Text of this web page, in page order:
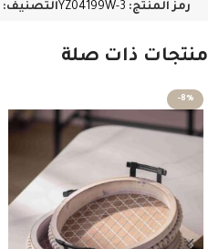
رمز المنتج: YZ04199W-3التصنيف:
منتجات ذات صلة
-8%